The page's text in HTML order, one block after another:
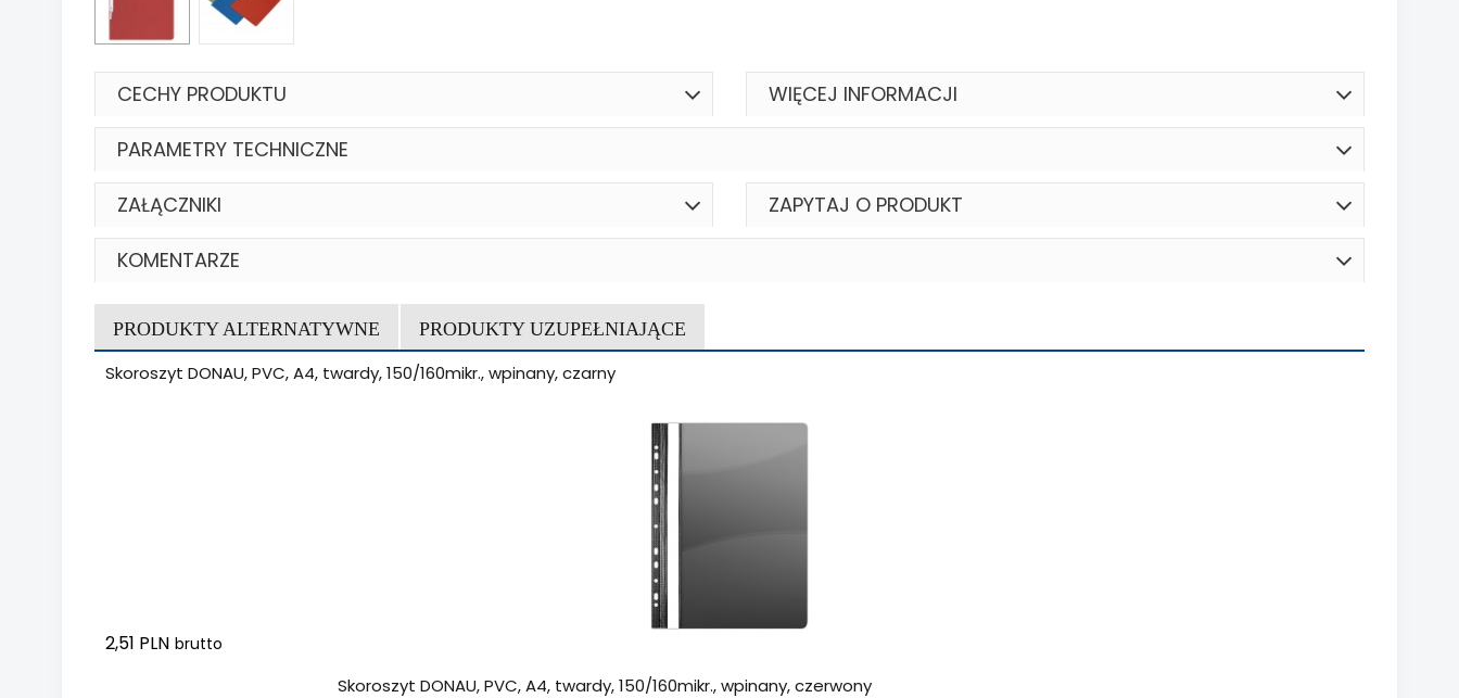
CECHY PRODUKTU WIĘCEJ INFORMACJI
PARAMETRY TECHNICZNE
ZAŁĄCZNIKI ZAPYTAJ O PRODUKT
KOMENTARZE
PRODUKTY ALTERNATYWNE PRODUKTY UZUPEŁNIAJĄCE
Skoroszyt DONAU, PVC, A4, twardy, 150/160mikr., wpinany, czarny
2,51 PLN brutto
Skoroszyt DONAU, PVC, A4, twardy, 150/160mikr., wpinany, czerwony